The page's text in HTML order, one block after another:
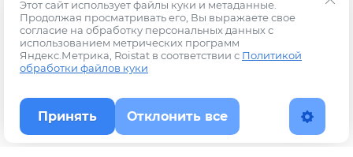
Этот сайт использует файлы куки и метаданные.
Продолжая просматривать его, Вы выражаете свое
согласие на обработку персональных данных с
использованием метрических программ
Яндекс.Метрика, Roistat в соответствии с Политикой
обработки файлов куки
Принять Отклонить все